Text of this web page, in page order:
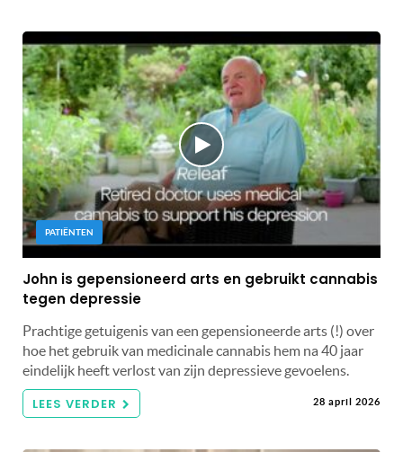
PATIËNTEN
John is gepensioneerd arts en gebruikt cannabis
tegen depressie
Prachtige getuigenis van een gepensioneerde arts (!) over
hoe het gebruik van medicinale cannabis hem na 40 jaar
eindelijk heeft verlost van zijn depressieve gevoelens.
LEES VERDER 28 april 2026